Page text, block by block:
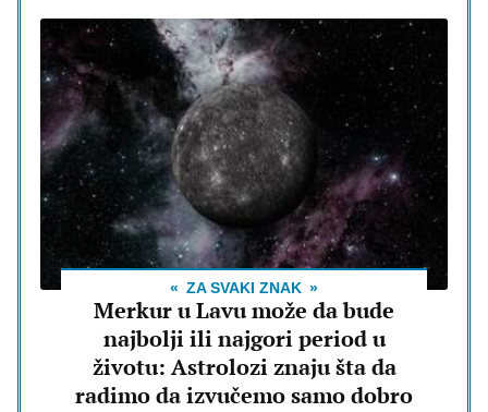
ZA SVAKI ZNAK
Merkur u Lavu može da bude
najbolji ili najgori period u
životu: Astrolozi znaju šta da
radimo da izvučemo samo dobro